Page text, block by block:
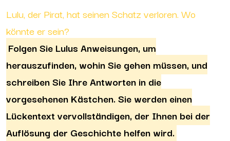
Lulu, der Pirat, hat seinen Schatz verloren. Wo
könnte er sein?
Folgen Sie Lulus Anweisungen, um
herauszufinden, wohin Sie gehen müssen, und
schreiben Sie Ihre Antworten in die
vorgesehenen Kästchen. Sie werden einen
Lückentext vervollständigen, der Ihnen bei der
Auflösung der Geschichte helfen wird.